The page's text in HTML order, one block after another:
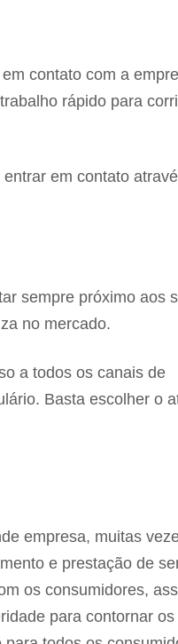
contato com a
rápido para
em contato
sempre próximo aos
no mercado.
a todos os canais de
Basta escolher o
empresa, muitas
e prestação de
os consumidores,
para contornar